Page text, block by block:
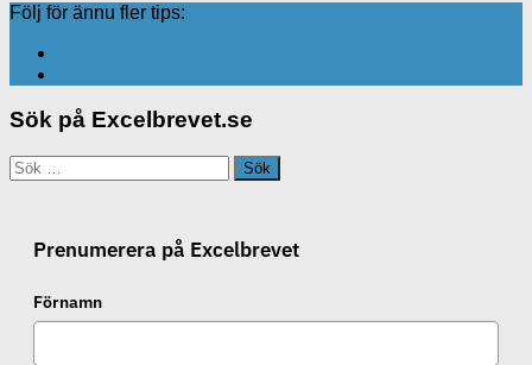
Följ för ännu fler tips:
Sök på Excelbrevet.se
Sök
efter:
Prenumerera på Excelbrevet
Förnamn